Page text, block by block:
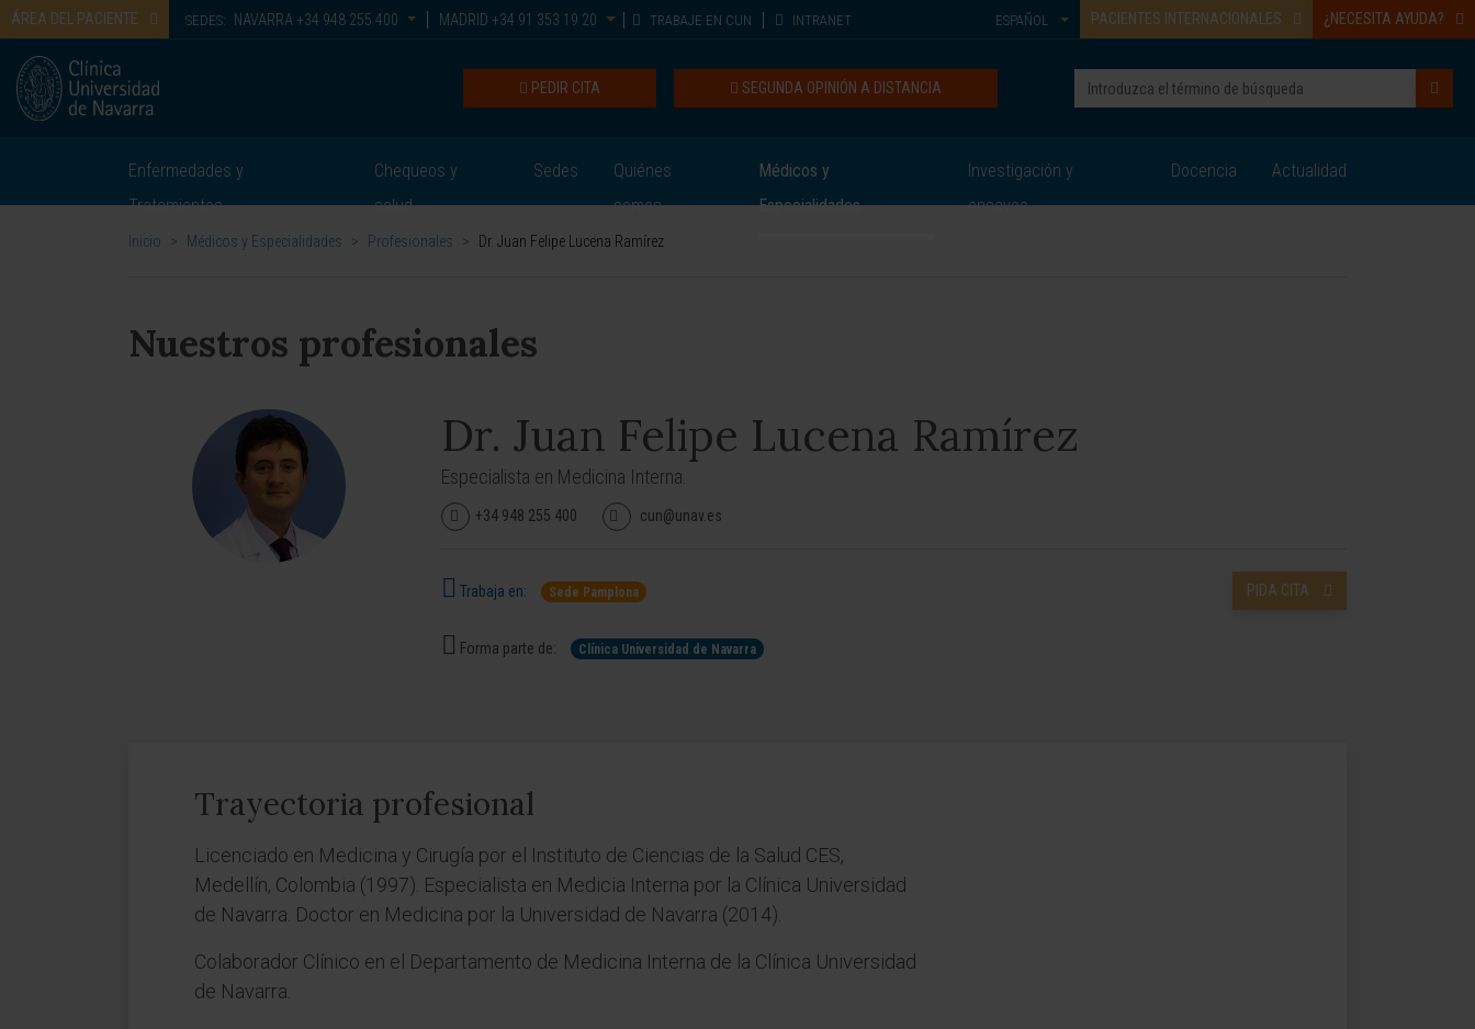
ÁREA DEL PACIENTE SEDES: NAVARRA +34 948 255 400 MADRID +34 91 353 19 20 TRABAJE EN CUN INTRANET PACIENTES INTERNACIONALES ¿NECESITA AYUDA?
ESPAÑOL
SEGUNDA OPINIÓN A DISTANCIA
PEDIR CITA
Enfermedades y
Tratamientos
Chequeos y
salud
Sedes
Quiénes
somos
Médicos y
Especialidades
Investigación y
ensayos
Docencia Actualidad
Inicio > Médicos y Especialidades > Profesionales > Dr. Juan Felipe Lucena Ramírez
Nuestros profesionales
Dr. Juan Felipe Lucena Ramírez
Especialista en Medicina Interna.
+34 948 255 400 cun@unav.es
Trabaja en: Sede Pamplona PIDA CITA
Forma parte de: Clínica Universidad de Navarra
Trayectoria profesional
Licenciado en Medicina y Cirugía por el Instituto de Ciencias de la Salud CES,
Medellín, Colombia (1997). Especialista en Medicia Interna por la Clínica Universidad
de Navarra. Doctor en Medicina por la Universidad de Navarra (2014).
Colaborador Clínico en el Departamento de Medicina Interna de la Clínica Universidad
de Navarra.